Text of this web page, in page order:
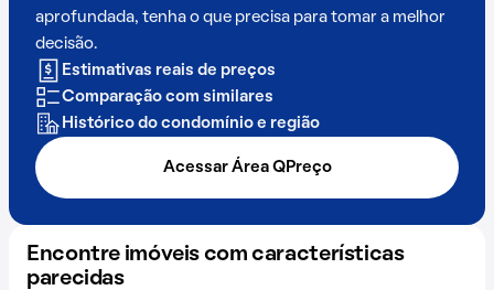
aprofundada, tenha o que precisa para tomar a melhor
decisão.
Estimativas reais de preços
Comparação com similares
Histórico do condomínio e região
Acessar Área QPreço
Encontre imóveis com características
parecidas